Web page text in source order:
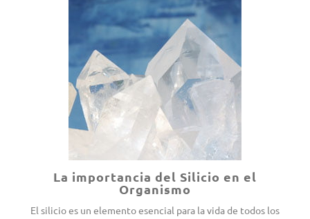
La importancia del Silicio en el
Organismo
El silicio es un elemento esencial para la vida de todos los